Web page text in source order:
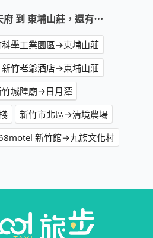
府 到 東埔山莊，還有⋯
科學工業園區→東埔山莊
新竹老爺酒店→東埔山莊
竹城隍廟→日月潭
新竹市北區→清境農場
新竹館→九族文化村